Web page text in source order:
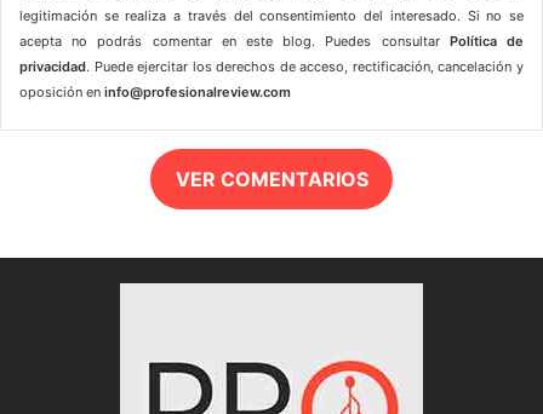
legitimación se realiza a través del consentimiento del interesado. Si no se
acepta no podrás comentar en este blog. Puedes consultar Política de
privacidad. Puede ejercitar los derechos de acceso, rectificación, cancelación y
oposición en info@profesionalreview.com
VER COMENTARIOS